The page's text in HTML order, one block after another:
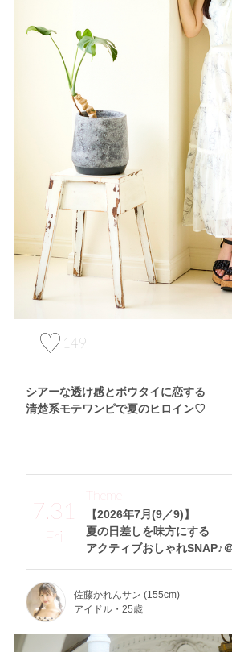
149
シアーな透け感とボウタイに恋する
清楚系モテワンピで夏のヒロイン♡
7.31
Fri
【2026年7月(9／9)】
夏の日差しを味方にする
アクティブおしゃれSNAP♪
Theme
佐藤かれんサン (155cm)
アイドル・25歳